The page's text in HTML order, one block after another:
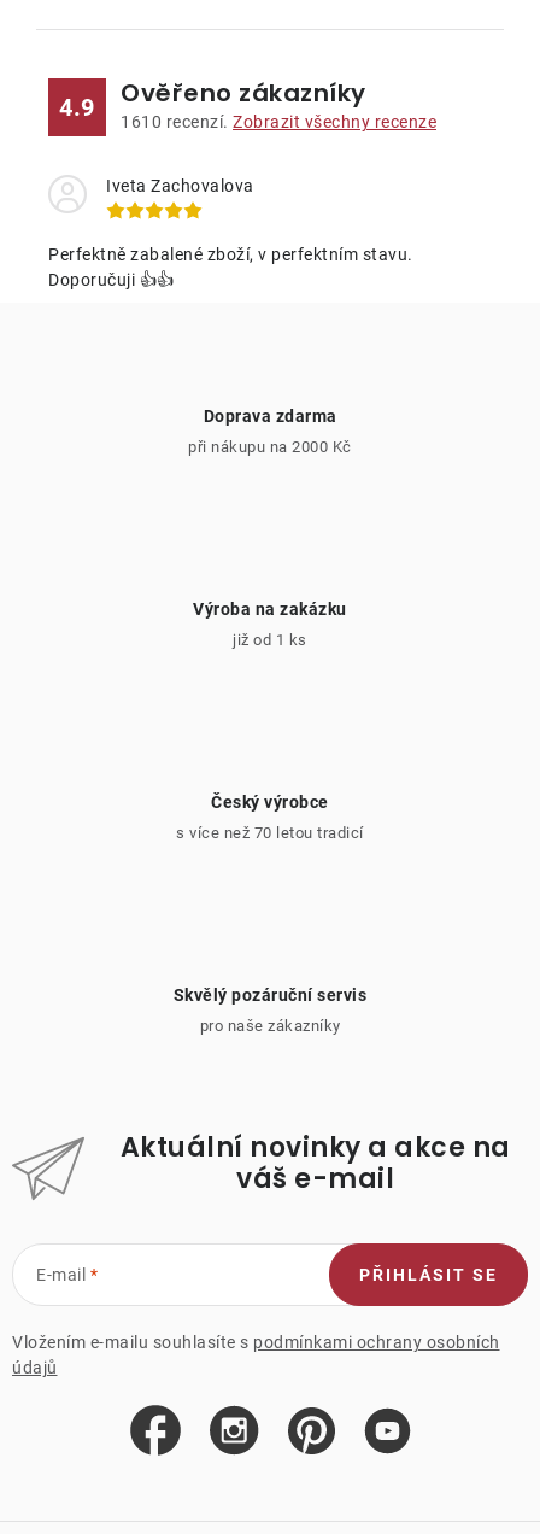
4.9 Ověřeno zákazníky
1610 recenzí. Zobrazit všechny recenze
Iveta Zachovalova
Perfektně zabalené zboží, v perfektním stavu.
Doporučuji 👍👍
Doprava zdarma
při nákupu na 2000 Kč
Výroba na zakázku
již od 1 ks
Český výrobce
s více než 70 letou tradicí
Skvělý pozáruční servis
pro naše zákazníky
Aktuální novinky a akce na
váš e-mail
E-mail
Vložením e-mailu souhlasíte s podmínkami ochrany osobních
údajů
PŘIHLÁSIT SE